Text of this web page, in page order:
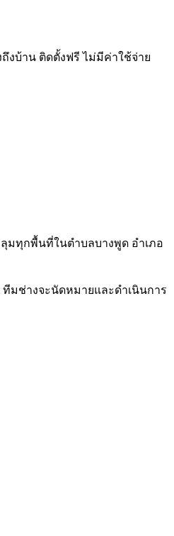
งบ้าน ติดตั้งฟรี ไม่มีค่าใช้จ่าย
ลุมทุกพื้นที่ในตำบลบางพูด อำเภอ
มช่างจะนัดหมายและดำเนินการ